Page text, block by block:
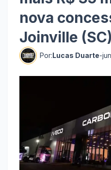
nova
Joinville (SC)
Por:Lucas Duarte-